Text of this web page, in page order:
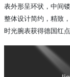
表外形呈环状，中间
整体设计简约，精致
时光腕表获得德国红